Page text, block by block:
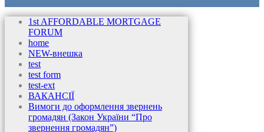
1st AFFORDABLE MORTGAGE
FORUM
home
NEW-внешка
test
test form
test-ext
ВАКАНСІЇ
Вимоги до оформлення звернень
громадян (Закон України “Про
звернення громадян”)